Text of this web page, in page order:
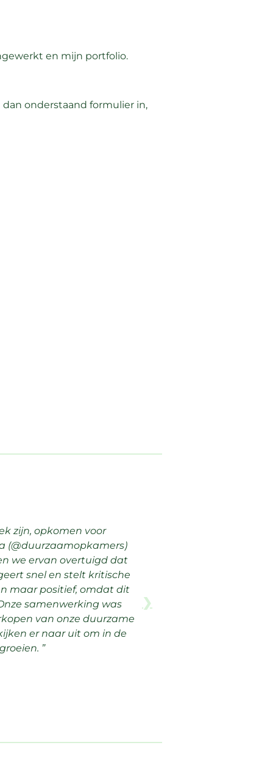
en mijn portfolio.
onderstaand formulier in,
zijn, opkomen voor
(@duurzaamopkamers)
we ervan overtuigd dat
snel en stelt kritische
maar positief, omdat dit
samenwerking was
van onze duurzame
er naar uit om in de
❯